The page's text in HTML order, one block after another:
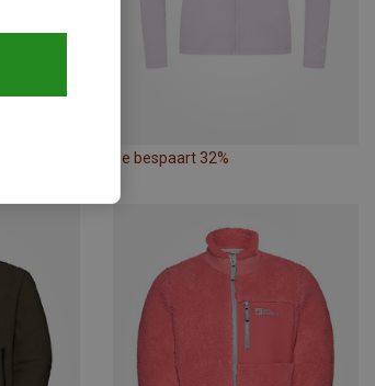
Je bespaart 32%